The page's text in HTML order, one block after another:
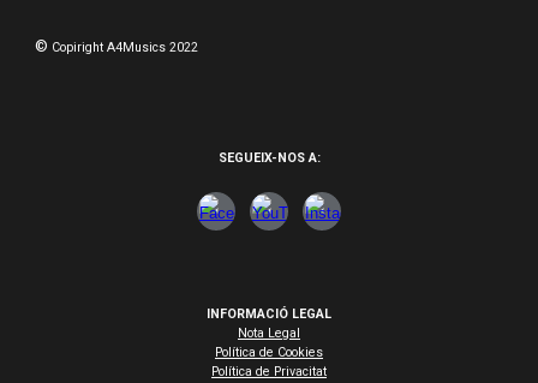
© Copiright A4Musics 2022
SEGUEIX-NOS A:
INFORMACIÓ LEGAL
Nota Legal
Política de Cookies
Política de Privacitat